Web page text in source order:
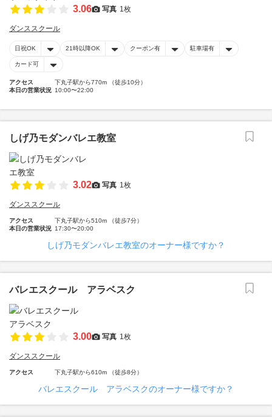
3.06 写真 1枚
ダンススクール
日祝OK 21時以降OK クーポン有 駐車場有
カード可
アクセス
下丸子駅から770m （徒歩10分）
本日の営業状況 10:00〜22:00
しげ乃モダンバレエ教室
3.02 写真 1枚
ダンススクール
アクセス
下丸子駅から510m （徒歩7分）
本日の営業状況 17:30〜20:00
しげ乃モダンバレエ教室のオーナー様ですか？
バレエスクール アラベスク
3.00 写真 1枚
ダンススクール
アクセス 下丸子駅から610m （徒歩8分）
バレエスクール アラベスクのオーナー様ですか？